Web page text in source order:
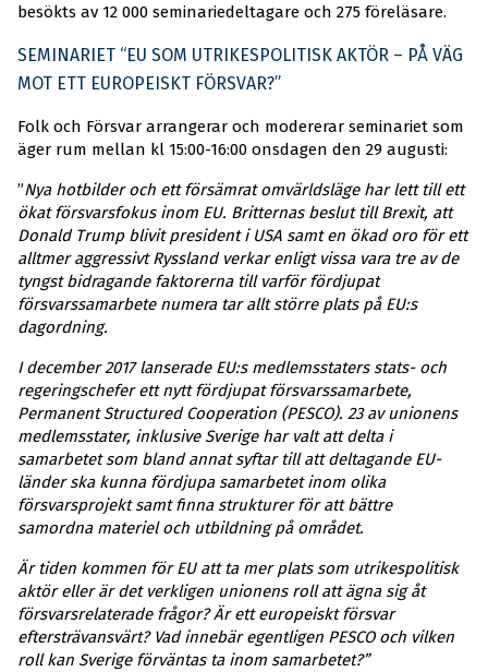
besökts av 12 000 seminariedeltagare och 275 föreläsare.
SEMINARIET “EU SOM UTRIKESPOLITISK AKTÖR – PÅ VÄG
MOT ETT EUROPEISKT FÖRSVAR?”
Folk och Försvar arrangerar och modererar seminariet som
äger rum mellan kl 15:00-16:00 onsdagen den 29 augusti:
”Nya hotbilder och ett försämrat omvärldsläge har lett till ett
ökat försvarsfokus inom EU. Britternas beslut till Brexit, att
Donald Trump blivit president i USA samt en ökad oro för ett
alltmer aggressivt Ryssland verkar enligt vissa vara tre av de
tyngst bidragande faktorerna till varför fördjupat
försvarssamarbete numera tar allt större plats på EU:s
dagordning.
I december 2017 lanserade EU:s medlemsstaters stats- och
regeringschefer ett nytt fördjupat försvarssamarbete,
Permanent Structured Cooperation (PESCO). 23 av unionens
medlemsstater, inklusive Sverige har valt att delta i
samarbetet som bland annat syftar till att deltagande EU-
länder ska kunna fördjupa samarbetet inom olika
försvarsprojekt samt finna strukturer för att bättre
samordna materiel och utbildning på området.
Är tiden kommen för EU att ta mer plats som utrikespolitisk
aktör eller är det verkligen unionens roll att ägna sig åt
försvarsrelaterade frågor? Är ett europeiskt försvar
eftersträvansvärt? Vad innebär egentligen PESCO och vilken
roll kan Sverige förväntas ta inom samarbetet?”